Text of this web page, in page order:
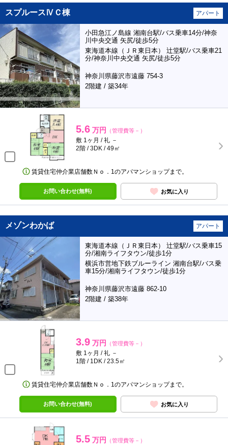
スプルースⅣＣ棟 アパート
小田急江ノ島線 湘南台駅/バス乗車14分/神奈
川中央交通 矢尻/徒歩5分
東海道本線（ＪＲ東日本） 辻堂駅/バス乗車21
分/神奈川中央交通 矢尻/徒歩5分
神奈川県藤沢市遠藤 754-3
2階建 / 築34年
5.6 万円 （管理費等－）
敷 1ヶ月 / 礼 －
2階 / 3DK / 49㎡
賃貸住宅仲介業店舗数Ｎｏ．1のアパマンショップまで。
お問い合わせ(無料) お気に入り
メゾンわかば アパート
東海道本線（ＪＲ東日本） 辻堂駅/バス乗車15
分/湘南ライフタウン/徒歩1分
横浜市営地下鉄ブルーライン 湘南台駅/バス乗
車15分/湘南ライフタウン/徒歩1分
神奈川県藤沢市遠藤 862-10
2階建 / 築38年
3.9 万円 （管理費等－）
敷 1ヶ月 / 礼 －
1階 / 1DK / 23.5㎡
賃貸住宅仲介業店舗数Ｎｏ．1のアパマンショップまで。
お問い合わせ(無料) お気に入り
5.5 万円 （管理費等－）